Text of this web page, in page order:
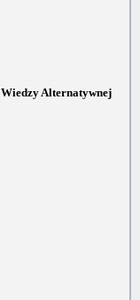
Alternatywnej